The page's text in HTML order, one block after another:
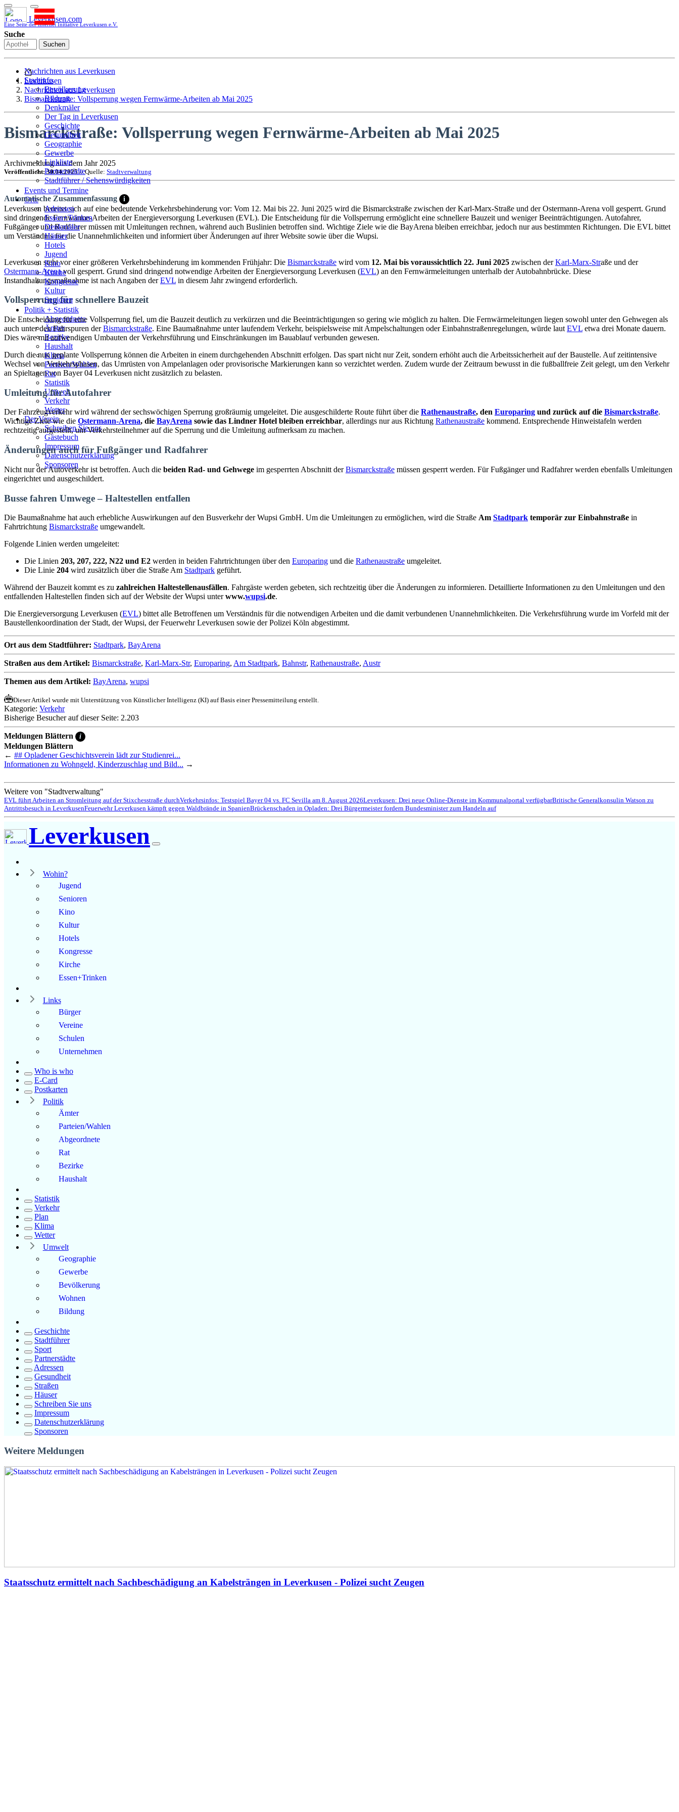
Leverkusen.com
Eine Seite der Internet Initiative Leverkusen e.V.
Suche
Suchen
Nachrichten aus Leverkusen
Stadtinfo
Bevölkerung
Bildung
Denkmäler
Der Tag in Leverkusen
Geschichte
Gesundheit
Geographie
Gewerbe
Linkliste
Partnerstädte
Stadtführer / Sehenswürdigkeiten
Stadtplan
Stadtteile
Sport
Who is who
Wohnen
Events und Termine
Orte
Adressen
Essen+Trinken
Denkmäler
Häuser
Hotels
Jugend
Kino
Kirche
Kongresse
Kultur
Senioren
Stadtführer
Straßen
Politik + Statistik
Abgeordnete
Ämter
Bezirke
Haushalt
Klima
Parteien/Wahlen
Rat
Statistik
Umwelt
Verkehr
Wetter
Der Verein
Schreiben Sie uns
Gästebuch
Impressum
Datenschutzerklärung
Sponsoren
Leverkusen
Nachrichten aus Leverkusen
Bismarckstraße: Vollsperrung wegen Fernwärme-Arbeiten ab Mai 2025
Bismarckstraße: Vollsperrung wegen Fernwärme-Arbeiten ab Mai 2025
Archivmeldung aus dem Jahr 2025
Veröffentlicht: 30.04.2025// Quelle: Stadtverwaltung
Automatische Zusammenfassung i
Leverkusen bereitet sich auf eine bedeutende Verkehrsbehinderung vor: Vom 12. Mai bis 22. Juni 2025 wird die Bismarckstraße zwischen der Karl-Marx-Straße und der Ostermann-Arena voll gesperrt. Grund
sind dringende Fernwärme-Arbeiten der Energieversorgung Leverkusen (EVL). Die Entscheidung für die Vollsperrung ermöglicht eine schnellere Bauzeit und weniger Beeinträchtigungen. Autofahrer,
Fußgänger und Radfahrer müssen mit Umleitungen rechnen, während auch Buslinien betroffen sind. Wichtige Ziele wie die BayArena bleiben erreichbar, jedoch nur aus bestimmten Richtungen. Die EVL bittet
um Verständnis für die Unannehmlichkeiten und informiert über Änderungen auf ihrer Website sowie über die Wupsi.
Leverkusen steht vor einer größeren Verkehrsbehinderung im kommenden Frühjahr: Die Bismarckstraße wird vom 12. Mai bis voraussichtlich 22. Juni 2025 zwischen derKarl-Marx-Straße und der
Ostermann-Arenavoll gesperrt. Grund sind dringend notwendige Arbeiten der Energieversorgung Leverkusen (EVL) an den Fernwärmeleitungen unterhalb der Autobahnbrücke. Diese
Instandhaltungsmaßnahme ist nach Angaben derEVL in diesem Jahr zwingend erforderlich.
Vollsperrung für schnellere Bauzeit
Die Entscheidung für eine Vollsperrung fiel, um die Bauzeit deutlich zu verkürzen und die Beeinträchtigungen so gering wie möglich zu halten. Die Fernwärmeleitungen liegen sowohl unter den Gehwegen als
auch unter den Fahrspuren derBismarckstraße. Eine Baumaßnahme unter laufendem Verkehr, beispielsweise mit Ampelschaltungen oder Einbahnstraßenregelungen, würde laut EVL etwa drei Monate dauern.
Dies wäre mit aufwendigen Umbauten der Verkehrsführung und Einschränkungen im Bauablauf verbunden gewesen.
Durch die nun geplante Vollsperrung können die Arbeiten in einem durchgehenden Abschnitt erfolgen. Das spart nicht nur Zeit, sondern erhöht auch die Arbeitssicherheit auf der Baustelle. Auf zeitintensive
Wechsel von Verkehrsphasen, das Umrüsten von Ampelanlagen oder provisorische Markierungen kann so verzichtet werden. Zudem wurde der Zeitraum bewusst in die fußballfreie Zeit gelegt, um den Verkehr
an Spieltagen von Bayer 04 Leverkusen nicht zusätzlich zu belasten.
Umleitung für Autofahrer
Der Fahrzeugverkehr wird während der sechswöchigen Sperrung großräumig umgeleitet. Die ausgeschilderte Route führt über die Rathenaustraße, den Europaring und zurück auf die Bismarckstraße.
Wichtige Ziele wie die Ostermann-Arena, die BayArena sowie das Lindner Hotel bleiben erreichbar, allerdings nur aus Richtung Rathenaustraße kommend. Entsprechende Hinweistafeln werden
rechtzeitig aufgestellt, um Verkehrsteilnehmer auf die Sperrung und die Umleitung aufmerksam zu machen.
Änderungen auch für Fußgänger und Radfahrer
Nicht nur der Autoverkehr ist betroffen. Auch die beiden Rad- und Gehwege im gesperrten Abschnitt derBismarckstraße müssen gesperrt werden. Für Fußgänger und Radfahrer werden ebenfalls Umleitungen
eingerichtet und ausgeschildert.
Busse fahren Umwege – Haltestellen entfallen
Die Baumaßnahme hat auch erhebliche Auswirkungen auf den Busverkehr der Wupsi GmbH. Um die Umleitungen zu ermöglichen, wird die Straße Am Stadtpark temporär zur Einbahnstraße in
Fahrtrichtung Bismarckstraße umgewandelt.
Folgende Linien werden umgeleitet:
Die Linien 203, 207, 222, N22 und E2 werden in beiden Fahrtrichtungen über den Europaring und die Rathenaustraße umgeleitet.
Die Linie 204 wird zusätzlich über die Straße Am Stadtpark geführt.
Während der Bauzeit kommt es zu zahlreichen Haltestellenausfällen. Fahrgäste werden gebeten, sich rechtzeitig über die Änderungen zu informieren. Detaillierte Informationen zu den Umleitungen und den
entfallenden Haltestellen finden sich auf der Website der Wupsi unterwww.wupsi.de.
Die Energieversorgung Leverkusen (EVL) bittet alle Betroffenen um Verständnis für die notwendigen Arbeiten und die damit verbundenen Unannehmlichkeiten. Die Verkehrsführung wurde im Vorfeld mit der
Baustellenkoordination der Stadt, der Wupsi, der Feuerwehr Leverkusen sowie der Polizei Köln abgestimmt.
Ort aus dem Stadtführer: Stadtpark, BayArena
Straßen aus dem Artikel: Bismarckstraße, Karl-Marx-Str, Europaring, Am Stadtpark, Bahnstr, Rathenaustraße, Austr
Themen aus dem Artikel: BayArena, wupsi
Dieser Artikel wurde mit Unterstützung von Künstlicher Intelligenz (KI) auf Basis einer Pressemitteilung erstellt.
Kategorie: Verkehr
Bisherige Besucher auf dieser Seite: 2.203
Meldungen Blättern i
Meldungen Blättern
← ## Opladener Geschichtsverein lädt zur Studienrei...
Informationen zu Wohngeld, Kinderzuschlag und Bild... →
Weitere von "Stadtverwaltung"
EVL führt Arbeiten an Stromleitung auf der Stixchesstraße durchVerkehrsinfos: Testspiel Bayer 04 vs. FC Sevilla am 8. August 2026Leverkusen: Drei neue Online-Dienste im Kommunalportal verfügbarBritische Generalkonsulin Watson zu
Antrittsbesuch in LeverkusenFeuerwehr Leverkusen kämpft gegen Waldbrände in SpanienBrückenschaden in Opladen: Drei Bürgermeister fordern Bundesminister zum Handeln auf
Leverkusen
Wohin?
Jugend
Senioren
Kino
Kultur
Hotels
Kongresse
Kirche
Essen+Trinken
Links
Bürger
Vereine
Schulen
Unternehmen
Who is who
E-Card
Postkarten
Politik
Ämter
Parteien/Wahlen
Abgeordnete
Rat
Bezirke
Haushalt
Statistik
Verkehr
Plan
Klima
Wetter
Umwelt
Geographie
Gewerbe
Bevölkerung
Wohnen
Bildung
Geschichte
Stadtführer
Sport
Partnerstädte
Adressen
Gesundheit
Straßen
Häuser
Schreiben Sie uns
Impressum
Datenschutzerklärung
Sponsoren
Weitere Meldungen
Staatsschutz ermittelt nach Sachbeschädigung an Kabelsträngen in Leverkusen - Polizei sucht Zeugen